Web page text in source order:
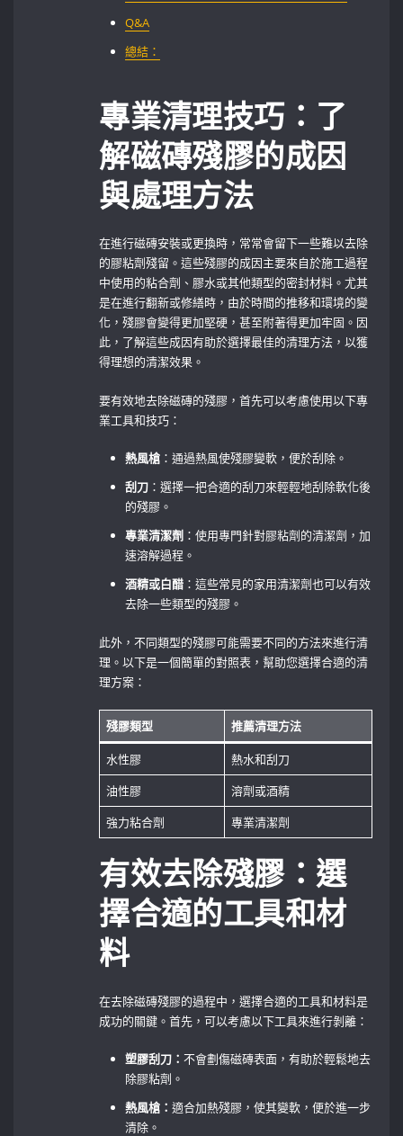
Q&A
總結：
專業清理技巧：了
解磁磚殘膠的成因
與處理方法
在進行磁磚安裝或更換時，常常會留下一些難以去除
的膠粘劑殘留。這些殘膠的成因主要來自於施工過程
中使用的粘合劑、膠水或其他類型的密封材料。尤其
是在進行翻新或修繕時，由於時間的推移和環境的變
化，殘膠會變得更加堅硬，甚至附著得更加牢固。因
此，了解這些成因有助於選擇最佳的清理方法，以獲
得理想的清潔效果。
要有效地去除磁磚的殘膠，首先可以考慮使用以下專
業工具和技巧：
熱風槍 ：通過熱風使殘膠變軟，便於刮除。
刮刀 ：選擇一把合適的刮刀來輕輕地刮除軟化後
的殘膠。
專業清潔劑 ：使用專門針對膠粘劑的清潔劑，加
速溶解過程。
酒精或白醋 ：這些常見的家用清潔劑也可以有效
去除一些類型的殘膠。
此外，不同類型的殘膠可能需要不同的方法來進行清
理。以下是一個簡單的對照表，幫助您選擇合適的清
理方案：
殘膠類型 推薦清理方法
水性膠
熱水和刮刀
油性膠
溶劑或酒精
強力粘合劑
專業清潔劑
有效去除殘膠：選
擇合適的工具和材
料
在去除磁磚殘膠的過程中，選擇合適的工具和材料是
成功的關鍵。首先，可以考慮以下工具來進行剝離：
塑膠刮刀：不會劃傷磁磚表面，有助於輕鬆地去
除膠粘劑。
熱風槍：適合加熱殘膠，使其變軟，便於進一步
清除。